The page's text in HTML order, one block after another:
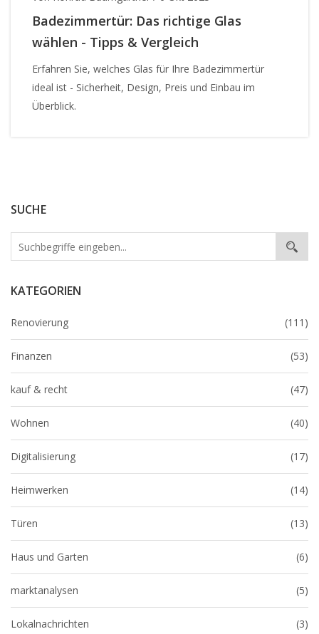
SUCHE
KATEGORIEN
Renovierung (111)
Finanzen (53)
kauf & recht (47)
Wohnen (40)
Digitalisierung (17)
Heimwerken (14)
Türen (13)
Haus und Garten (6)
marktanalysen (5)
Lokalnachrichten (3)
Badezimmertür: Das richtige Glas
wählen - Tipps & Vergleich
Erfahren Sie, welches Glas für Ihre Badezimmertür
ideal ist - Sicherheit, Design, Preis und Einbau im
Überblick.